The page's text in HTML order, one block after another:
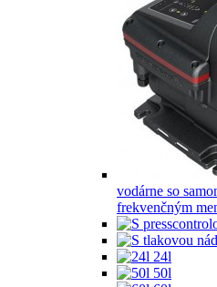
vodárne so
frekvenčným
24l
50l